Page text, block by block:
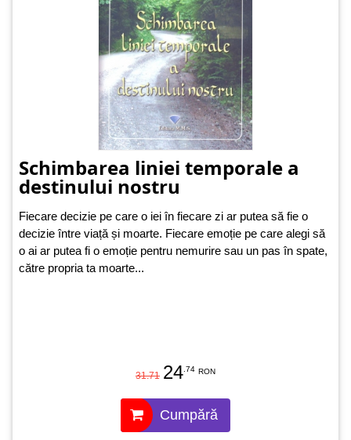
Schimbarea liniei temporale a
destinului nostru
Fiecare decizie pe care o iei în fiecare zi ar putea să fie o
decizie între viață și moarte. Fiecare emoție pe care alegi să
o ai ar putea fi o emoție pentru nemurire sau un pas în spate,
către propria ta moarte...
31.71 24.74 RON
Cumpără